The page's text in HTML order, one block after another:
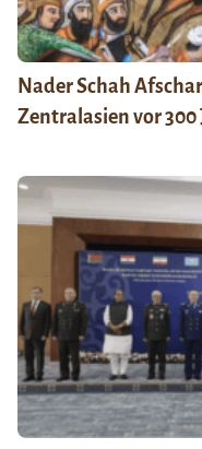
Nader Schah
Zentralasien vor 300